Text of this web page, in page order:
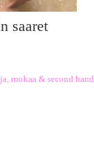
saaret
ruokaa & second hand